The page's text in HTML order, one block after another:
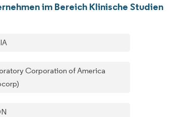
im Bereich Klinische Studien
Corporation of America